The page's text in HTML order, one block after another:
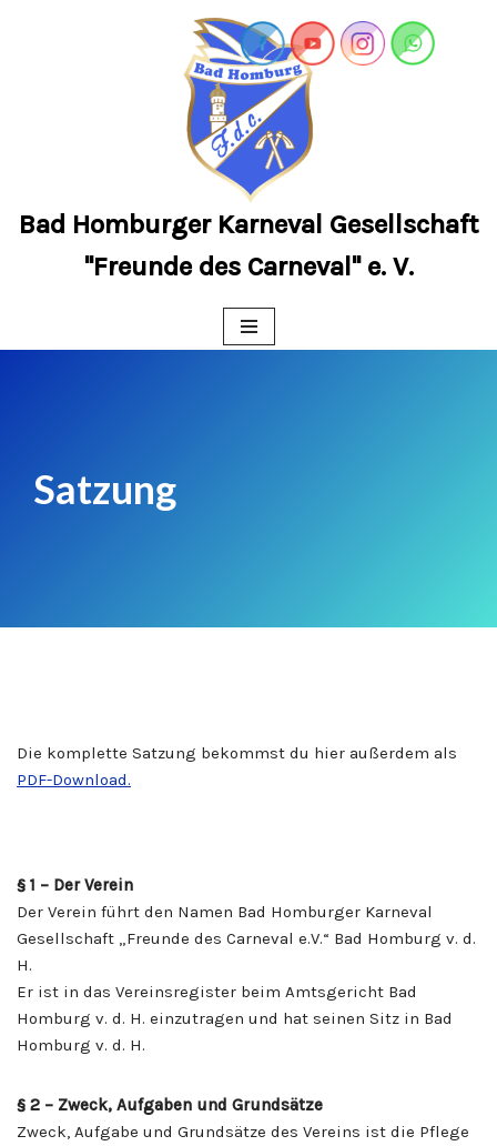
Bad Homburger Karneval Gesellschaft
"Freunde des Carneval" e. V.
Satzung
Die komplette Satzung bekommst du hier außerdem als
PDF-Download.
§ 1 – Der Verein
Der Verein führt den Namen Bad Homburger Karneval
Gesellschaft „Freunde des Carneval e.V.“ Bad Homburg v. d.
H.
Er ist in das Vereinsregister beim Amtsgericht Bad
Homburg v. d. H. einzutragen und hat seinen Sitz in Bad
Homburg v. d. H.
§ 2 – Zweck, Aufgaben und Grundsätze
Zweck, Aufgabe und Grundsätze des Vereins ist die Pflege